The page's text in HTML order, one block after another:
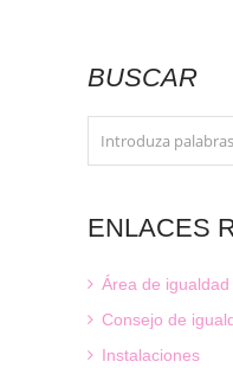
BUSCAR
ENLACES
Área de igualdad
Consejo de
Instalaciones